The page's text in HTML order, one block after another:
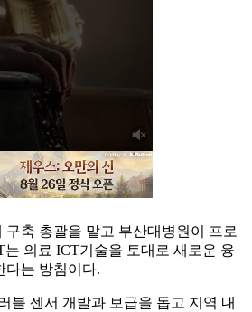
구축 총괄을 맡고 부산대병원이 프로
는 의료 ICT기술을 토대로 새로운 융
다는 방침이다.
블 센서 개발과 보급을 돕고 지역 내